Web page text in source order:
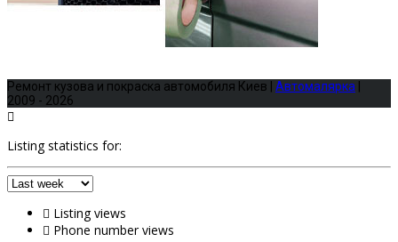
Ремонт кузова и покраска автомобиля Киев | Автомалярка
2009 - 2026
Listing statistics for:
Listing views
Phone number views